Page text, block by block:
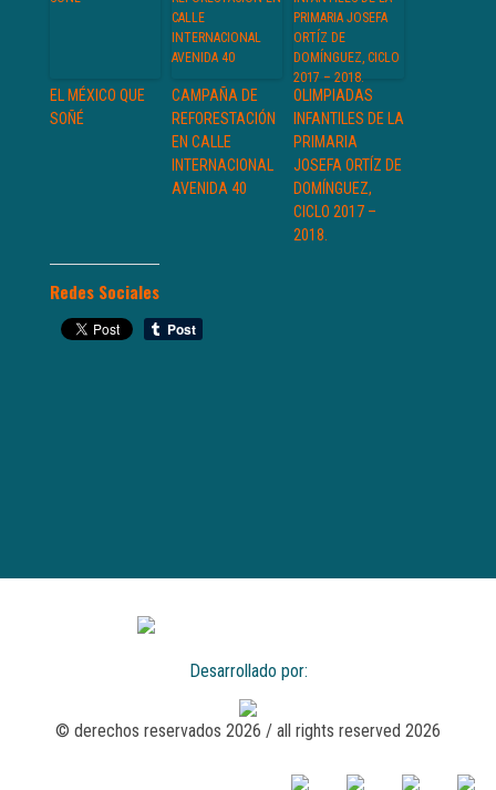
EL MÉXICO QUE
SOÑÉ
CAMPAÑA DE
REFORESTACIÓN
EN CALLE
INTERNACIONAL
AVENIDA 40
OLIMPIADAS
INFANTILES DE LA
PRIMARIA
JOSEFA ORTÍZ DE
DOMÍNGUEZ,
CICLO 2017 –
2018.
Redes Sociales
Desarrollado por:
© derechos reservados 2026 / all rights reserved 2026